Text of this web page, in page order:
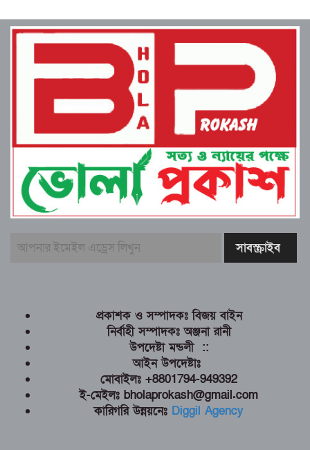
প্রকাশক ও সম্পাদকঃ বিজয় বাইন
নির্বাহী সম্পাদকঃ অঞ্জনা রানী
উপদেষ্টা মন্ডলী ::
আইন উপদেষ্টাঃ
মোবাইলঃ +8801794-949392
ই-মেইলঃ bholaprokash@gmail.com
কারিগরি উন্নয়নেঃ Diggil Agency